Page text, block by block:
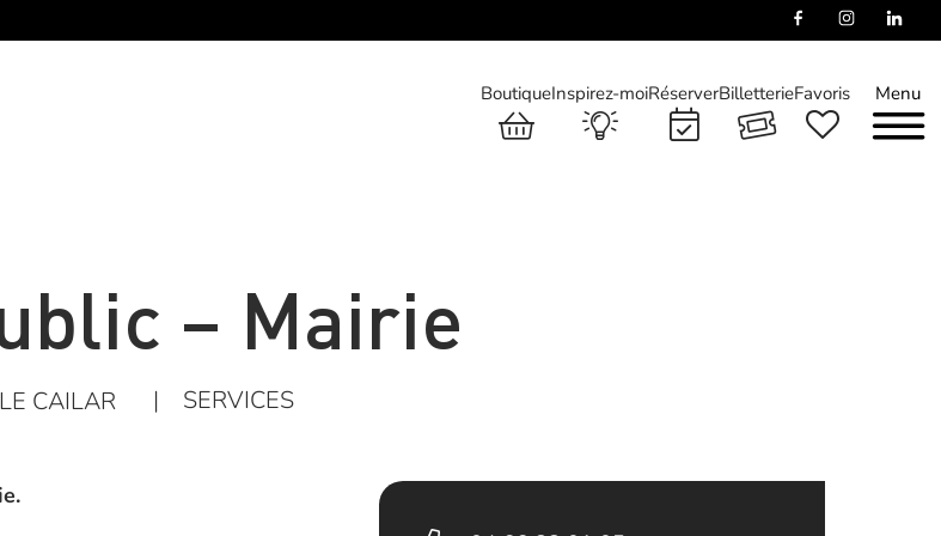
Menu
BoutiqueInspirez-moiRéserverBilletterieFavoris
– Mairie
LE CAILAR | SERVICES